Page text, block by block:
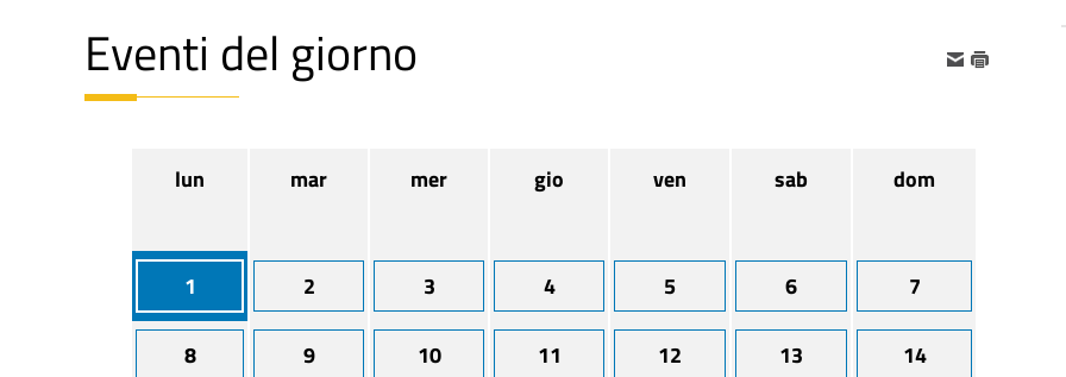
Eventi del giorno
lun mar mer gio ven sab dom
1 2 3 4 5 6 7
8 9 10 11 12 13 14